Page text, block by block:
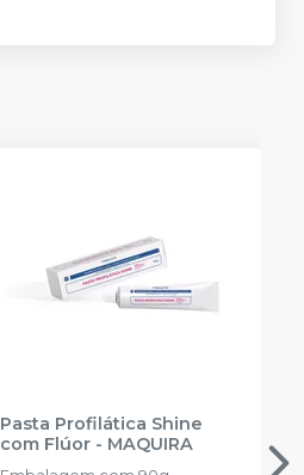
Pasta Profilática Shine
com Flúor- MAQUIRA